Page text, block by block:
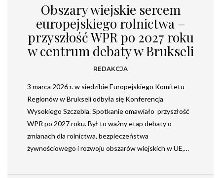
Obszary wiejskie sercem
europejskiego rolnictwa –
przyszłość WPR po 2027 roku
w centrum debaty w Brukseli
REDAKCJA
3 marca 2026 r. w siedzibie Europejskiego Komitetu
Regionów w Brukseli odbyła się Konferencja
Wysokiego Szczebla. Spotkanie omawiało przyszłość
WPR po 2027 roku. Był to ważny etap debaty o
zmianach dla rolnictwa, bezpieczeństwa
żywnościowego i rozwoju obszarów wiejskich w UE,…